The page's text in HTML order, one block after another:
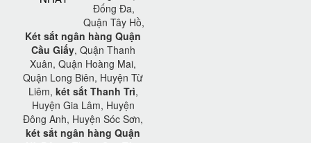
Đống Đa,
Quận Tây Hồ,
Két sắt ngân hàng Quận
Cầu Giấy, Quận Thanh
Xuân, Quận Hoàng Mai,
Quận Long Biên, Huyện Từ
Liêm, két sắt Thanh Trì,
Huyện Gia Lâm, Huyện
Đông Anh, Huyện Sóc Sơn,
két sắt ngân hàng Quận